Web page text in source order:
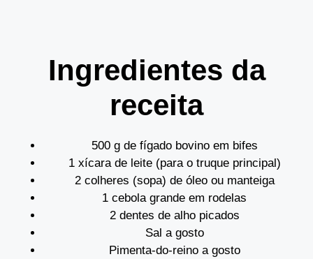
Ingredientes da
receita
500 g de fígado bovino em bifes
1 xícara de leite (para o truque principal)
2 colheres (sopa) de óleo ou manteiga
1 cebola grande em rodelas
2 dentes de alho picados
Sal a gosto
Pimenta-do-reino a gosto